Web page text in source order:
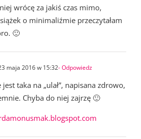
wrócę za jakiś czas mimo,
o minimaliźmie przeczytałam
🙂
maja 2016 w 15:32- Odpowiedz
jest taka na „ulał”, napisana zdrowo,
Chyba do niej zajrzę 🙂